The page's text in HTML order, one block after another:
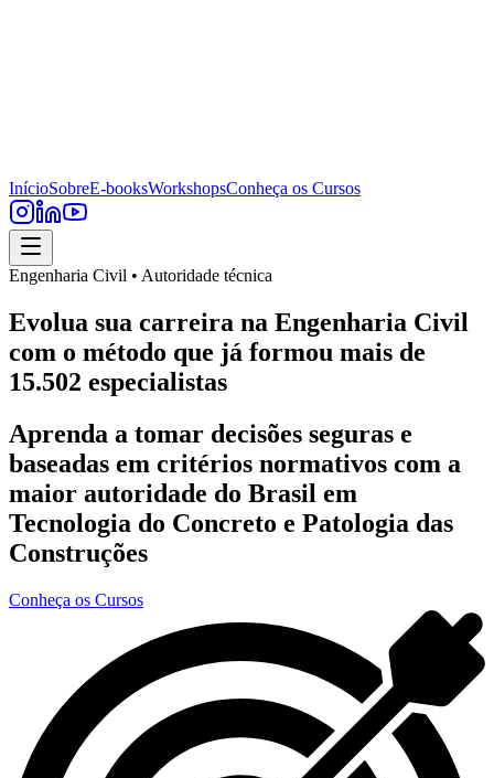
InícioSobreE-booksWorkshopsConheça os Cursos
Engenharia Civil • Autoridade técnica
Evolua sua carreira na Engenharia Civil
com o método que já formou mais de
15.502 especialistas
Aprenda a tomar decisões seguras e
baseadas em critérios normativos com a
maior autoridade do Brasil em
Tecnologia do Concreto e Patologia das
Construções
Conheça os Cursos